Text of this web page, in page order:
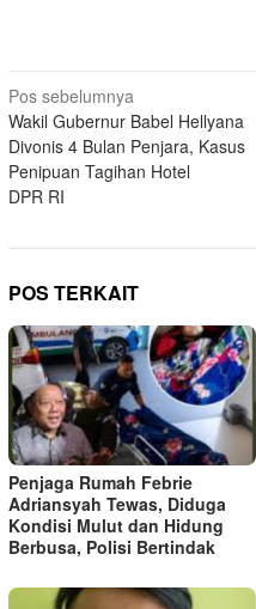
Navigasi
pos
Pos sebelumnya
Wakil Gubernur Babel Hellyana
Divonis 4 Bulan Penjara, Kasus
Penipuan Tagihan Hotel
DPR RI
POS TERKAIT
Penjaga Rumah Febrie
Adriansyah Tewas, Diduga
Kondisi Mulut dan Hidung
Berbusa, Polisi Bertindak